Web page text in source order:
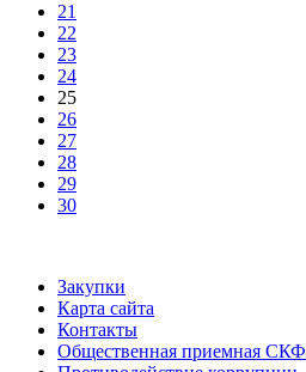
21
22
23
24
25
26
27
28
29
30
Закупки
Карта сайта
Контакты
Общественная приемная СКФ